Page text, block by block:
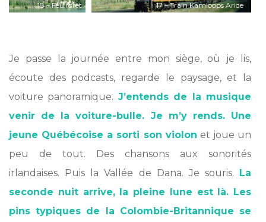
18 – Feu forêt
17 – Train Kamloops Aride
Je passe la journée entre mon siège, où je lis,
écoute des podcasts, regarde le paysage, et la
voiture panoramique. J’entends de la musique
venir de la voiture-bulle. Je m’y rends. Une
jeune Québécoise a sorti son violon et joue un
peu de tout. Des chansons aux sonorités
irlandaises. Puis la Vallée de Dana. Je souris. La
seconde nuit arrive, la pleine lune est là. Les
pins typiques de la Colombie-Britannique se